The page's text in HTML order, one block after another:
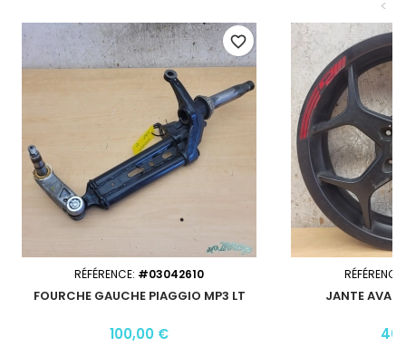
<
RÉFÉRENCE: #03042610
FOURCHE GAUCHE PIAGGIO MP3 LT
100,00 €
favorite_border
JANTE